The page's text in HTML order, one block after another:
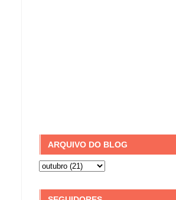
ARQUIVO DO BLOG